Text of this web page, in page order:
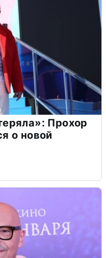
Прохор
о новой